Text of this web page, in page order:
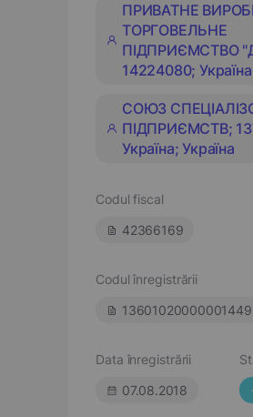
ПРИВАТНЕ
ТОРГОВЕЛЬНЕ
ПІДПРИЄМСТВО
14224080;
СОЮЗ
ПІДПРИЄМСТВ;
Україна; Україна
Codul fiscal
42366169
Codul înregistrării
13601020000001449
Data înregistrării
07.08.2018